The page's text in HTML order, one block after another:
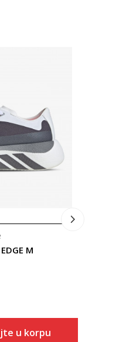
M
u korpu